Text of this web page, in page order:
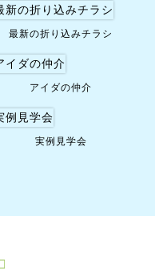
最新の折り込みチラシ
アイダの仲介
実例見学会